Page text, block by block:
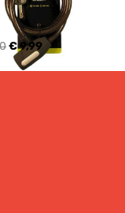
€ 9,99